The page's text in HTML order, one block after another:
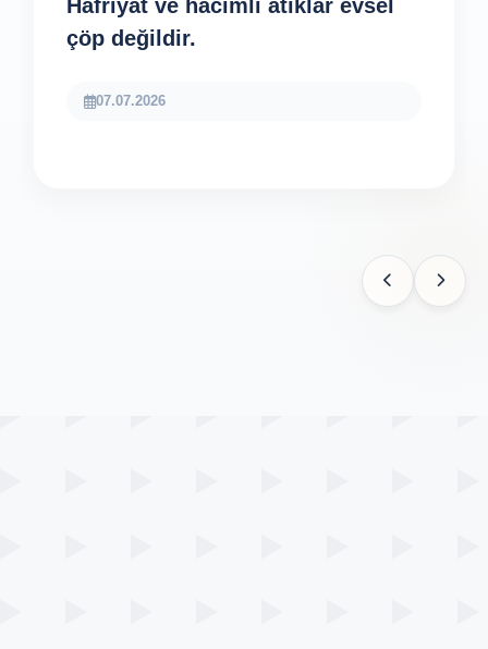
Hafriyat ve hacimli atıklar evsel
çöp değildir.
07.07.2026